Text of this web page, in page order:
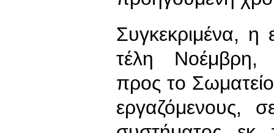
Συγκεκριμένα, η
τέλη Νοέμβρη,
προς το
εργαζόμενους,